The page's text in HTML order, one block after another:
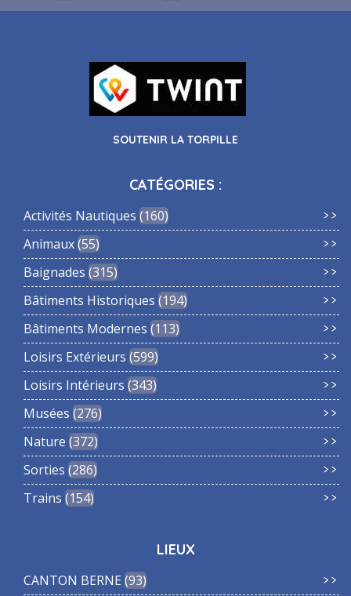
SOUTENIR LA TORPILLE
CATÉGORIES :
Activités Nautiques 160
Animaux 55
Baignades 315
Bâtiments Historiques 194
Bâtiments Modernes 113
Loisirs Extérieurs 599
Loisirs Intérieurs 343
Musées 276
Nature 372
Sorties 286
Trains 154
LIEUX
CANTON BERNE 93